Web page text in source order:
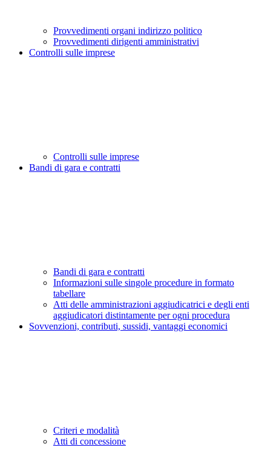
Provvedimenti organi indirizzo politico
Provvedimenti dirigenti amministrativi
Controlli sulle imprese
Controlli sulle imprese
Bandi di gara e contratti
Bandi di gara e contratti
Informazioni sulle singole procedure in formato
tabellare
Atti delle amministrazioni aggiudicatrici e degli enti
aggiudicatori distintamente per ogni procedura
Sovvenzioni, contributi, sussidi, vantaggi economici
Criteri e modalità
Atti di concessione